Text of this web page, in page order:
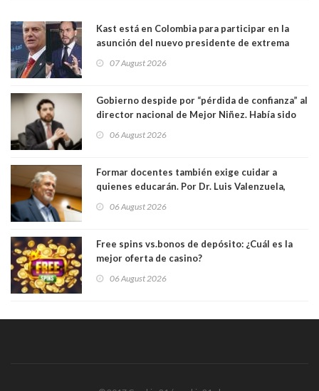
Kast está en Colombia para participar en la
asunción del nuevo presidente de extrema
07 August 2026
Gobierno despide por “pérdida de confianza” al
director nacional de Mejor Niñez. Había sido
06 August 2026
Formar docentes también exige cuidar a
quienes educarán. Por Dr. Luis Valenzuela,
Académicos U. Católica Silva Henríquez
06 August 2026
Free spins vs.bonos de depósito: ¿Cuál es la
mejor oferta de casino?
06 August 2026